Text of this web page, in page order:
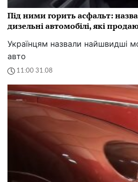
Під ними горить асфальт:
дизельні автомобілі, які
Українцям назвали найшвидші
авто
11:00 31.08